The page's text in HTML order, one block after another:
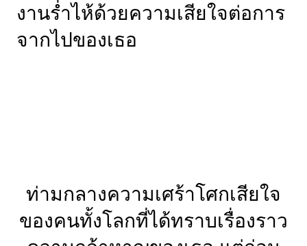
งานร่ำไห้ด้วยความเสียใจต่อการ
จากไปของเธอ
ท่ามกลางความเศร้าโศกเสียใจ
ของคนทั้งโลกที่ได้ทราบเรื่องราว